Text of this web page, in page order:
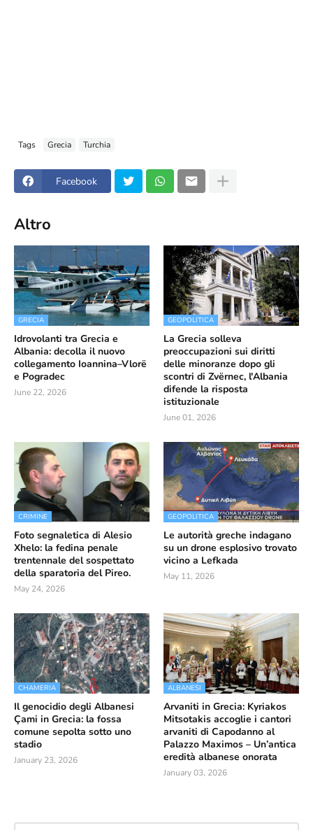
Tags Grecia Turchia
Facebook
Altro
GRECIA
Idrovolanti tra Grecia e
Albania: decolla il nuovo
collegamento Ioannina–Vlorë
e Pogradec
June 22, 2026
GEOPOLITICA
La Grecia solleva
preoccupazioni sui diritti
delle minoranze dopo gli
scontri di Zvërnec, l'Albania
difende la risposta
istituzionale
June 01, 2026
CRIMINE
Foto segnaletica di Alesio
Xhelo: la fedina penale
trentennale del sospettato
della sparatoria del Pireo.
May 24, 2026
GEOPOLITICA
Le autorità greche indagano
su un drone esplosivo trovato
vicino a Lefkada
May 11, 2026
CHAMERIA
Il genocidio degli Albanesi
Çami in Grecia: la fossa
comune sepolta sotto uno
stadio
January 23, 2026
ALBANESI
Arvaniti in Grecia: Kyriakos
Mitsotakis accoglie i cantori
arvaniti di Capodanno al
Palazzo Maximos – Un’antica
eredità albanese onorata
January 03, 2026